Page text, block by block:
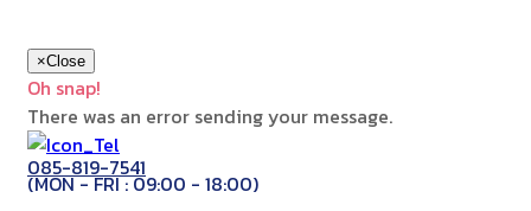
×Close
Oh snap!
There was an error sending your message.
085-819-7541
(MON - FRI : 09:00 - 18:00)